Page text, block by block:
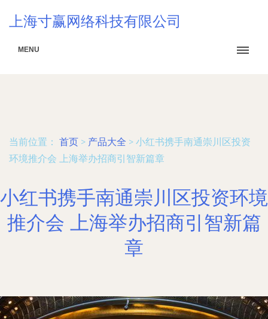
上海寸赢网络科技有限公司
MENU
当前位置： 首页 > 产品大全 > 小红书携手南通崇川区投资
环境推介会 上海举办招商引智新篇章
小红书携手南通崇川区投资环境
推介会 上海举办招商引智新篇
章